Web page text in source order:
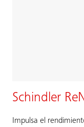
Schindler
Impulsa el